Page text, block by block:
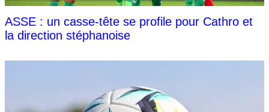
ASSE : un casse-tête se profile pour Cathro et
la direction stéphanoise